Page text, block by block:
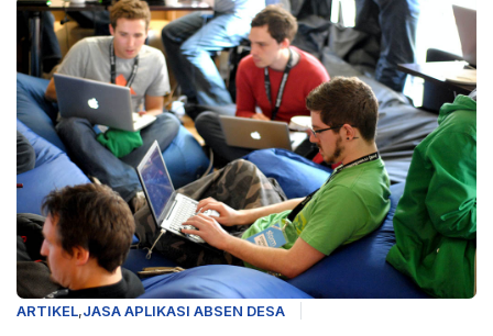
ARTIKEL,JASA APLIKASI ABSEN DESA